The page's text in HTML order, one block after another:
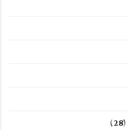
(28)